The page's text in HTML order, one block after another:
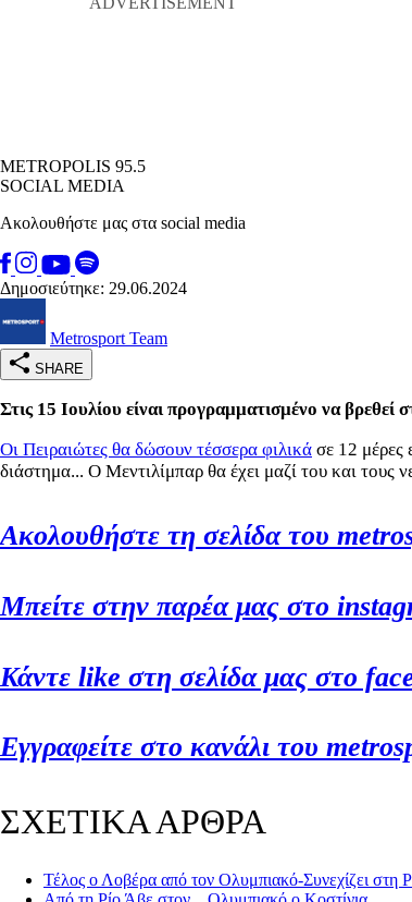
METROPOLIS 95.5
SOCIAL MEDIA
Ακολουθήστε μας στα social media
Δημοσιεύτηκε: 29.06.2024
Metrosport Team
SHARE
Στις 15 Ιουλίου είναι προγραμματισμένο να
Οι Πειραιώτες θα δώσουν τέσσερα φιλικά σε 12 μέρες
διάστημα... Ο Μεντιλίμπαρ θα έχει μαζί του και τους
Ακολουθήστε τη σελίδα του
Μπείτε στην παρέα μας στο
Κάντε like στη σελίδα μας στο
Εγγραφείτε στο κανάλι του
ΣΧΕΤΙΚΑ ΑΡΘΡΑ
Τέλος ο Λοβέρα από τον Ολυμπιακό-Συνεχίζει στη